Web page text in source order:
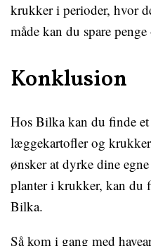
krukker i perioder, hvor
måde kan du spare
Konklusion
Hos Bilka kan du finde
læggekartofler og
ønsker at dyrke dine
planter i krukker, kan du
Bilka.
Så kom i gang med